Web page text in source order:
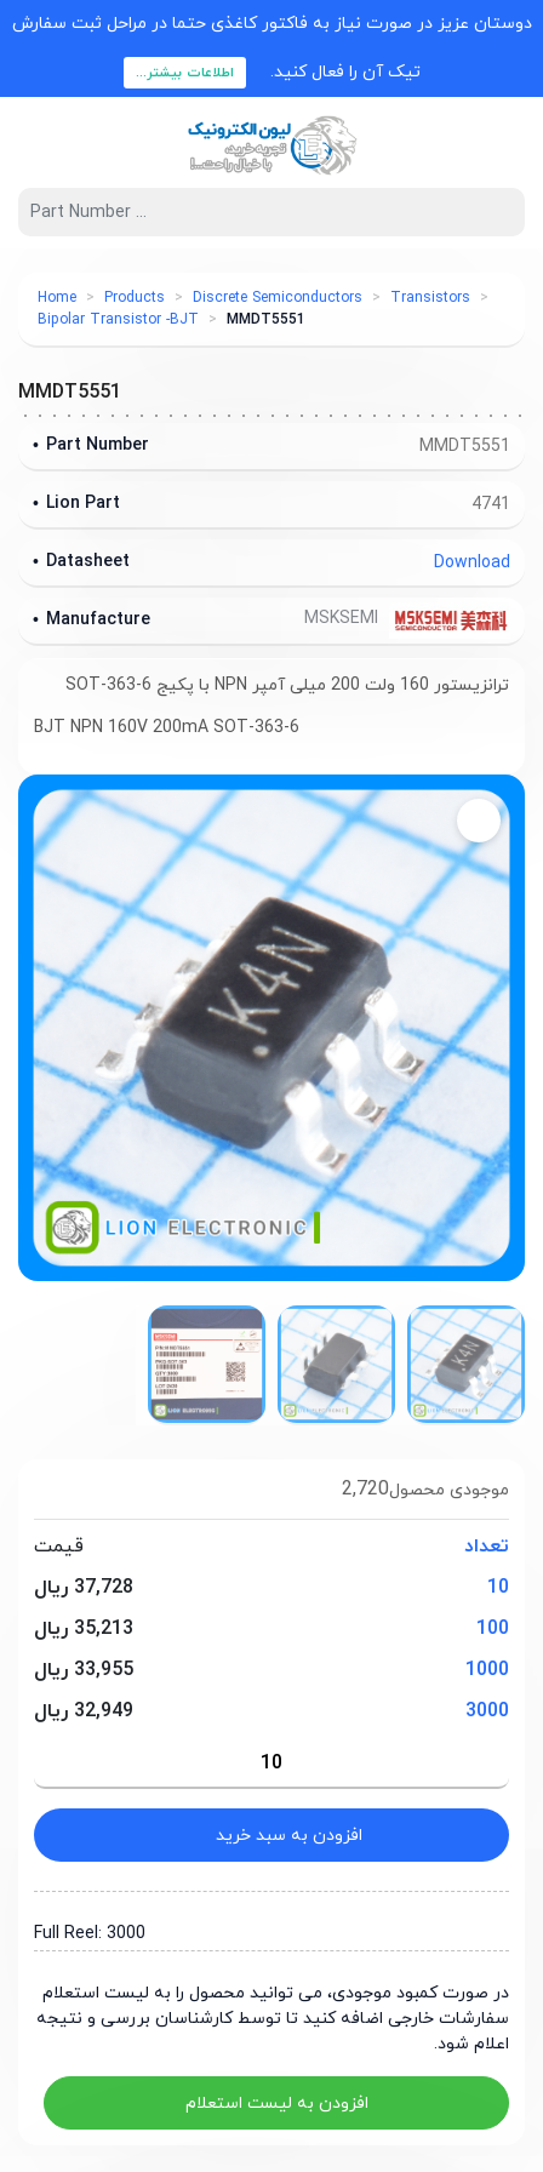
دوستان عزیز در صورت نیاز به فاکتور کاغذی حتما در مراحل ثبت سفارش
تیک آن را فعال کنید. اطلاعات بیشتر...
Home Products Discrete Semiconductors
Transistors
Bipolar Transistor -BJT
MMDT5551
2,720موجودی محصول
تعداد
قیمت
10
37,728 ریال
100
35,213 ریال
1000
33,955 ریال
3000
32,949 ریال
افزودن به سبد خرید
Full Reel: 3000
در صورت کمبود موجودی، می توانید محصول را به لیست استعلام
سفارشات خارجی اضافه کنید تا توسط کارشناسان بررسی و نتیجه
اعلام شود.
افزودن به لیست استعلام
MMDT5551
MMDT5551
Part Number
4741
Lion Part
Download
Datasheet
Manufacture
ترانزیستور 160 ولت 200 میلی آمپر NPN با پکیج SOT-363-6
BJT NPN 160V 200mA SOT-363-6